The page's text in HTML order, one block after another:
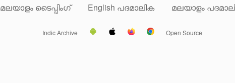
മലയാളം ടൈപ്പിംഗ് English പദമാലിക മലയാളം
Indic Archive Open Source